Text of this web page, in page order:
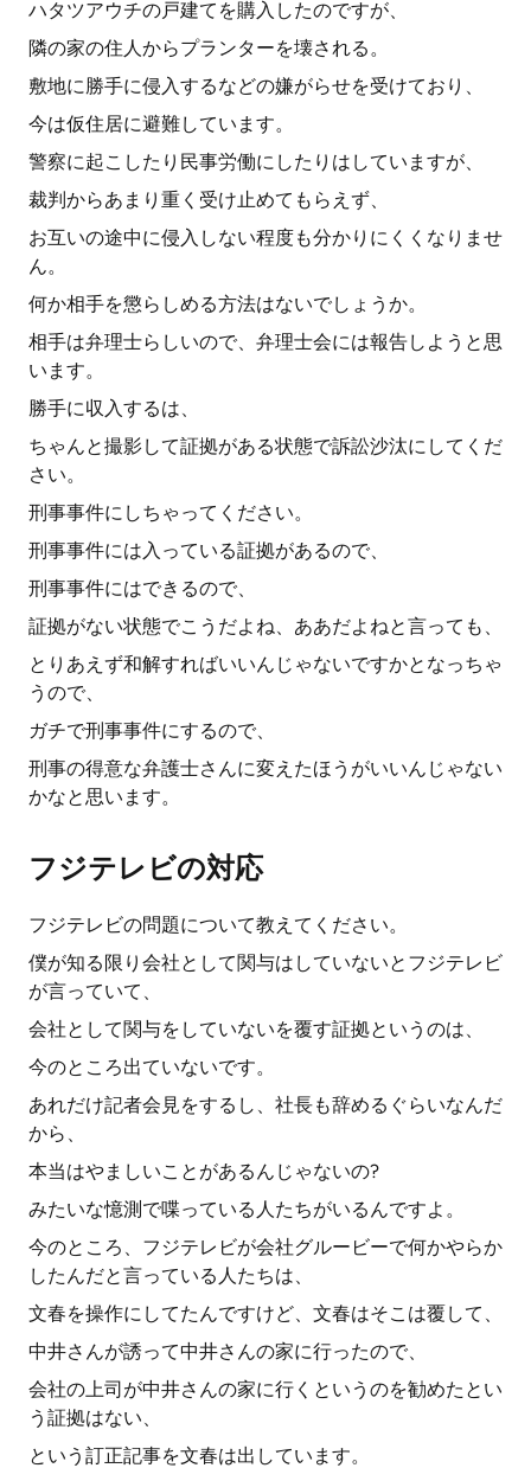
ハタツアウチの戸建てを購入したのですが、
隣の家の住人からプランターを壊される。
敷地に勝手に侵入するなどの嫌がらせを受けており、
今は仮住居に避難しています。
警察に起こしたり民事労働にしたりはしていますが、
裁判からあまり重く受け止めてもらえず、
お互いの途中に侵入しない程度も分かりにくくなりませ
ん。
何か相手を懲らしめる方法はないでしょうか。
相手は弁理士らしいので、弁理士会には報告しようと思
います。
勝手に収入するは、
ちゃんと撮影して証拠がある状態で訴訟沙汰にしてくだ
さい。
刑事事件にしちゃってください。
刑事事件には入っている証拠があるので、
刑事事件にはできるので、
証拠がない状態でこうだよね、ああだよねと言っても、
とりあえず和解すればいいんじゃないですかとなっちゃ
うので、
ガチで刑事事件にするので、
刑事の得意な弁護士さんに変えたほうがいいんじゃない
かなと思います。
フジテレビの対応
フジテレビの問題について教えてください。
僕が知る限り会社として関与はしていないとフジテレビ
が言っていて、
会社として関与をしていないを覆す証拠というのは、
今のところ出ていないです。
あれだけ記者会見をするし、社長も辞めるぐらいなんだ
から、
本当はやましいことがあるんじゃないの?
みたいな憶測で喋っている人たちがいるんですよ。
今のところ、フジテレビが会社グルービーで何かやらか
したんだと言っている人たちは、
文春を操作にしてたんですけど、文春はそこは覆して、
中井さんが誘って中井さんの家に行ったので、
会社の上司が中井さんの家に行くというのを勧めたとい
う証拠はない、
という訂正記事を文春は出しています。